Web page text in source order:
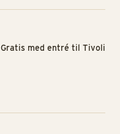
Gratis med entré til Tivoli